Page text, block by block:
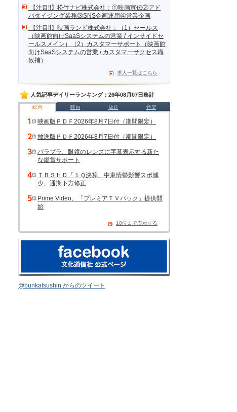
【注目!!】松竹ナビ株式会社：①映画宣伝②アド
バタイジング業務③SNS企画運用④営業企画
【注目!!】映画ランド株式会社：（1）セールス
（映画館向けSaaSシステムの営業 / インサイドセ
ールスメイン）（2）カスタマーサポート（映画館
向けSaaSシステムの営業 / カスタマーサクセス職
候補）
求人一覧はこちら
人気記事デイリーランキング：26年08月07日集計
総合 映画 放送 音楽
映画版ＰＤＦ2026年8月7日付（期間限定）
放送版ＰＤＦ2026年8月7日付（期間限定）
パラブラ、眼鏡のレンズに字幕表示する新た
な鑑賞サポート
ＴＢＳＨＤ「１Ｑ決算」中東情勢影響スポ減
少、通期下方修正
Prime Video、「プレミアＴＶパック」提供開
始
10位まで表示する
@bunkatsushin からのツイート